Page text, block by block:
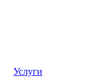
Услуги